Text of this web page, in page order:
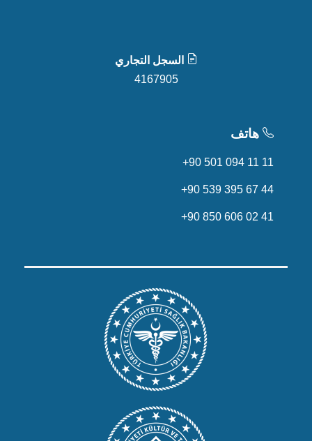
السجل التجاري
4167905
هاتف
+90 501 094 11 11
+90 539 395 67 44
+90 850 606 02 41